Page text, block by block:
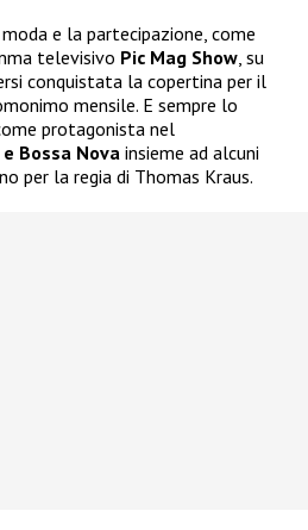
e la partecipazione, come
televisivo Pic Mag Show, su
conquistata la copertina per il
mensile. E sempre lo
protagonista nel
Bossa Nova insieme ad alcuni
per la regia di Thomas Kraus.